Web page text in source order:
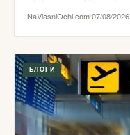
NaVlasniOchi.com07/08/2026
БЛОГИ